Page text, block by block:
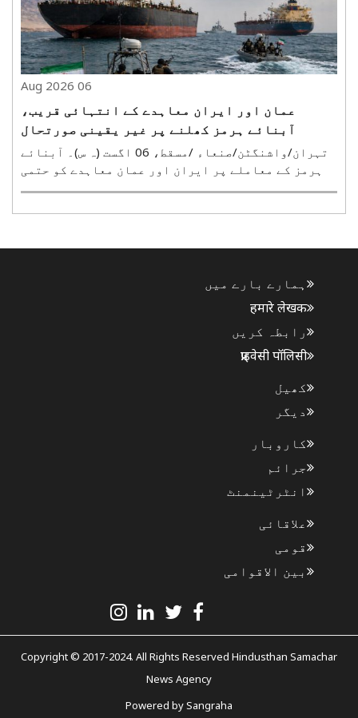
06 Aug 2026
عمان اور ایران معاہدے کے انتہائی قریب،
آبنائے ہرمز کھلنے پر غیر یقینی صورتحال
تہران/واشنگٹن/صنعاء /مسقط، 06 اگست (ہ س)۔ آبنائے
ہرمز کے معاملے پر ایران اور عمان معاہدے کو حتمی
شکل دینے کے قریب پہنچ گئے ہیں۔ تاہم ایران نے واضح
ہمارے بارے میں
हमारे लेखक
رابطہ کریں
प्राइवेसी पॉलिसी
کھیل
دیگر
کاروبار
جرائم
انٹرٹینمنٹ
علاقائی
قومی
بین الاقوامی
Copyright © 2017-2024. All Rights Reserved Hindusthan Samachar
News Agency
Powered bySangraha